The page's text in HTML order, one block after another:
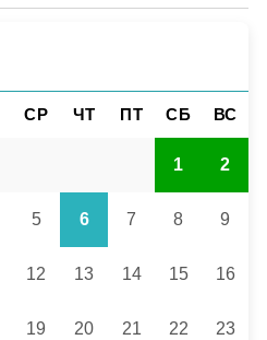
СР ЧТ ПТ СБ ВС
1 2
5 6 7 8 9
12 13 14 15 16
19 20 21 22 23